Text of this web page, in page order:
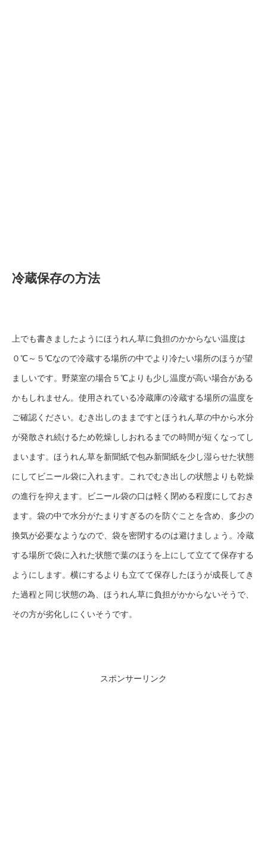
冷蔵保存の方法
上でも書きましたようにほうれん草に負担のかからない温度は
０℃～５℃なので冷蔵する場所の中でより冷たい場所のほうが望
ましいです。野菜室の場合５℃よりも少し温度が高い場合がある
かもしれません。使用されている冷蔵庫の冷蔵する場所の温度を
ご確認ください。むき出しのままですとほうれん草の中から水分
が発散され続けるため乾燥ししおれるまでの時間が短くなってし
まいます。ほうれん草を新聞紙で包み新聞紙を少し湿らせた状態
にしてビニール袋に入れます。これでむき出しの状態よりも乾燥
の進行を抑えます。ビニール袋の口は軽く閉める程度にしておき
ます。袋の中で水分がたまりすぎるのを防ぐことを含め、多少の
換気が必要なようなので、袋を密閉するのは避けましょう。冷蔵
する場所で袋に入れた状態で葉のほうを上にして立てて保存する
ようにします。横にするよりも立てて保存したほうが成長してき
た過程と同じ状態の為、ほうれん草に負担がかからないそうで、
その方が劣化しにくいそうです。
スポンサーリンク